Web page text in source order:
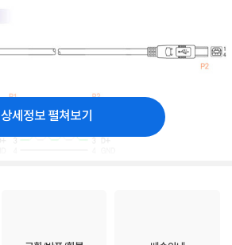
상세정보 펼쳐보기